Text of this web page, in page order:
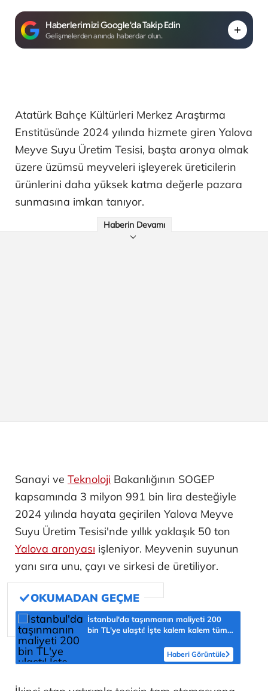
Haberlerimizi Google'da Takip Edin
Gelişmelerden anında haberdar olun.
Atatürk Bahçe Kültürleri Merkez Araştırma
Enstitüsünde 2024 yılında hizmete giren Yalova
Meyve Suyu Üretim Tesisi, başta aronya olmak
üzere üzümsü meyveleri işleyerek üreticilerin
ürünlerini daha yüksek katma değerle pazara
sunmasına imkan tanıyor.
Haberin Devamı
Sanayi ve Teknoloji Bakanlığının SOGEP
kapsamında 3 milyon 991 bin lira desteğiyle
2024 yılında hayata geçirilen Yalova Meyve
Suyu Üretim Tesisi'nde yıllık yaklaşık 50 ton
Yalova aronyası işleniyor. Meyvenin suyunun
yanı sıra unu, çayı ve sirkesi de üretiliyor.
İstanbul'da taşınmanın maliyeti 200
bin TL'ye ulaştı! İşte kalem kalem tüm
Haberi Görüntüle